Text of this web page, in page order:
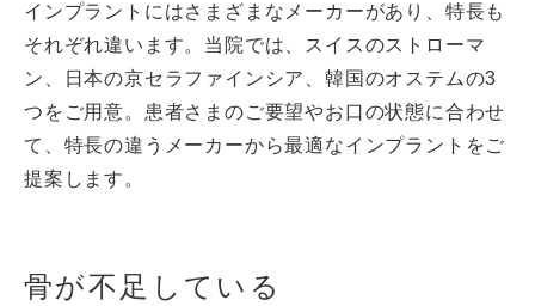
インプラントにはさまざまなメーカーがあり、特長も
それぞれ違います。当院では、スイスのストローマ
ン、日本の京セラファインシア、韓国のオステムの3
つをご用意。患者さまのご要望やお口の状態に合わせ
て、特長の違うメーカーから最適なインプラントをご
提案します。
骨が不足している